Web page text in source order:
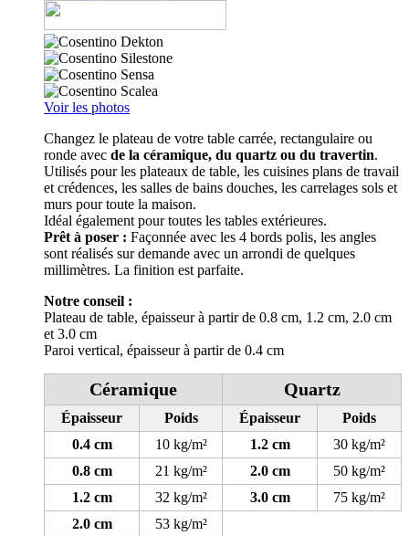
Voir les photos
Changez le plateau de votre table carrée, rectangulaire ou
ronde avec de la céramique, du quartz ou du travertin.
Utilisés pour les plateaux de table, les cuisines plans de travail
et crédences, les salles de bains douches, les carrelages sols et
murs pour toute la maison.
Idéal également pour toutes les tables extérieures.
Prêt à poser : Façonnée avec les 4 bords polis, les angles
sont réalisés sur demande avec un arrondi de quelques
millimètres. La finition est parfaite.
Notre conseil :
Plateau de table, épaisseur à partir de 0.8 cm, 1.2 cm, 2.0 cm
et 3.0 cm
Paroi vertical, épaisseur à partir de 0.4 cm
Céramique Quartz
Épaisseur Poids Épaisseur
Poids
0.4 cm
10 kg/m² 1.2 cm
30 kg/m²
0.8 cm
21 kg/m² 2.0 cm
50 kg/m²
1.2 cm
32 kg/m² 3.0 cm
75 kg/m²
2.0 cm
53 kg/m²